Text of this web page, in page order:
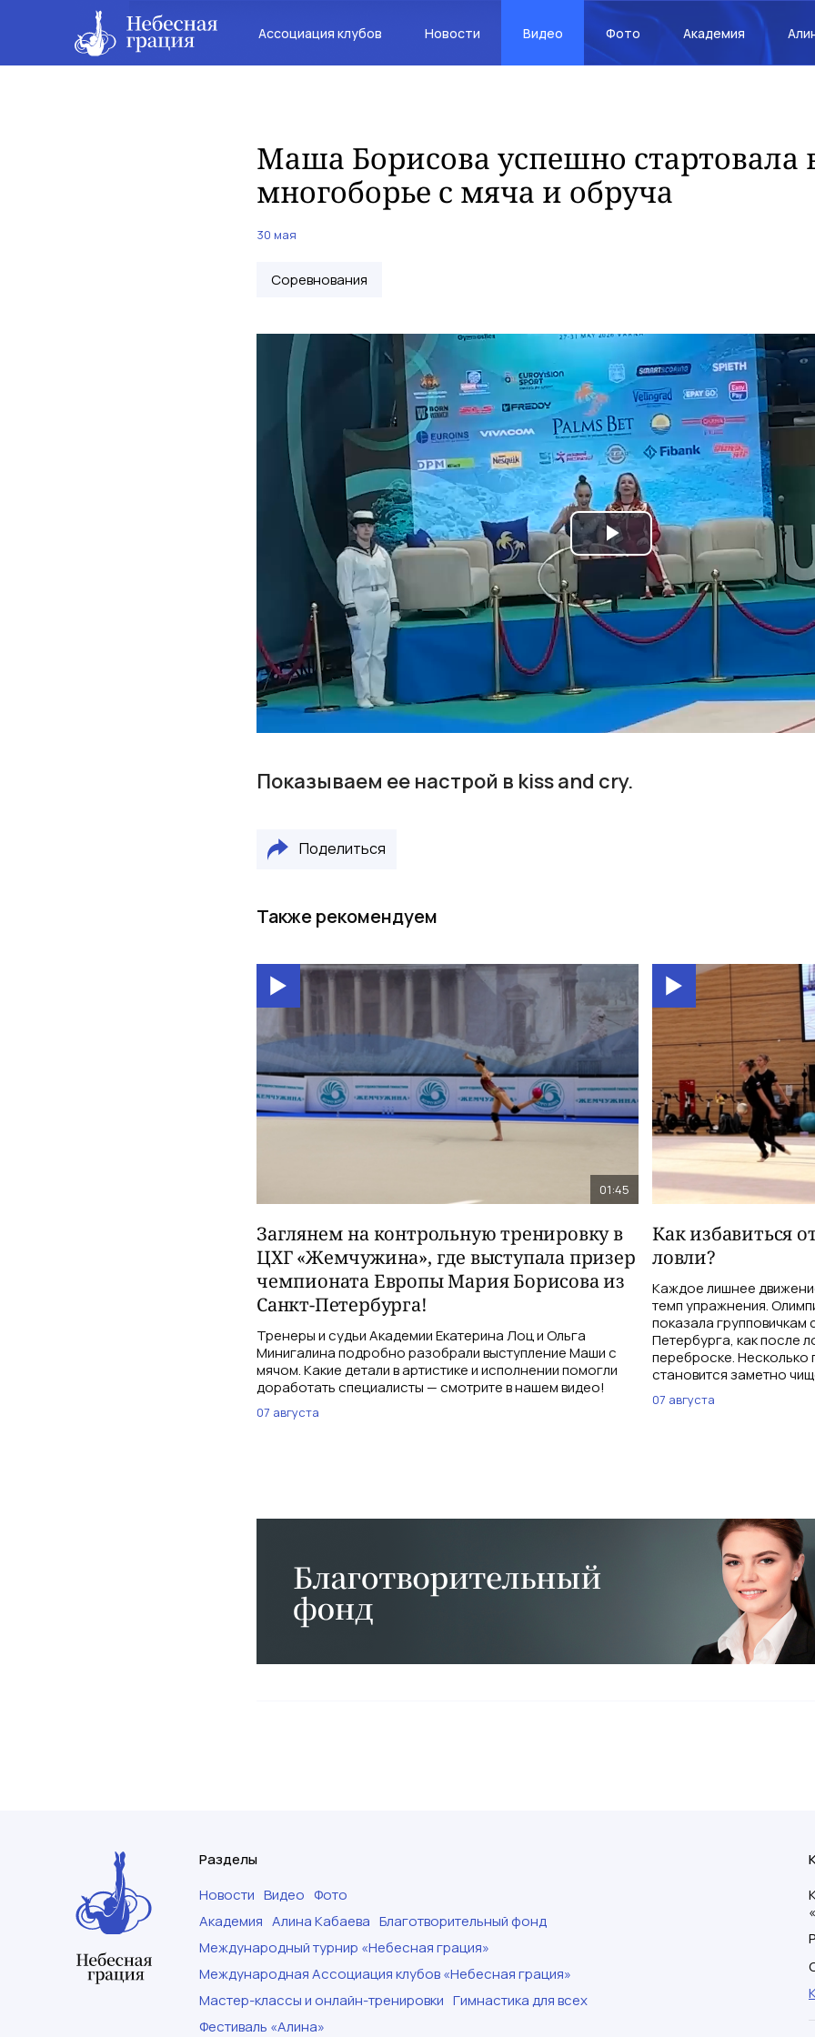
Ассоциация клубов Новости Видео Фото Академия
Маша Борисова успешно стартовала
многоборье с мяча и обруча
30 мая
Соревнования
Play
Video
Показываем ее настрой в kiss and cry.
Поделиться
Также рекомендуем
01:45
Заглянем на контрольную тренировку в
ЦХГ «Жемчужина», где выступала призер
чемпионата Европы Мария Борисова из
Санкт-Петербурга!
Тренеры и судьи Академии Екатерина Лоц и Ольга
Минигалина подробно разобрали выступление Маши с
мячом. Какие детали в артистике и исполнении помогли
доработать специалисты — смотрите в нашем видео!
07 августа
Как избавиться
ловли?
Каждое лишнее
темп упражнения.
показала групповичкам
Петербурга, как после
переброске. Несколько
становится заметно
07 августа
Разделы
Новости Видео Фото
Академия Алина Кабаева Благотворительный фонд
Международный турнир «Небесная грация»
Международная Ассоциация клубов «Небесная грация»
Мастер-классы и онлайн-тренировки Гимнастика для всех
Фестиваль «Алина»